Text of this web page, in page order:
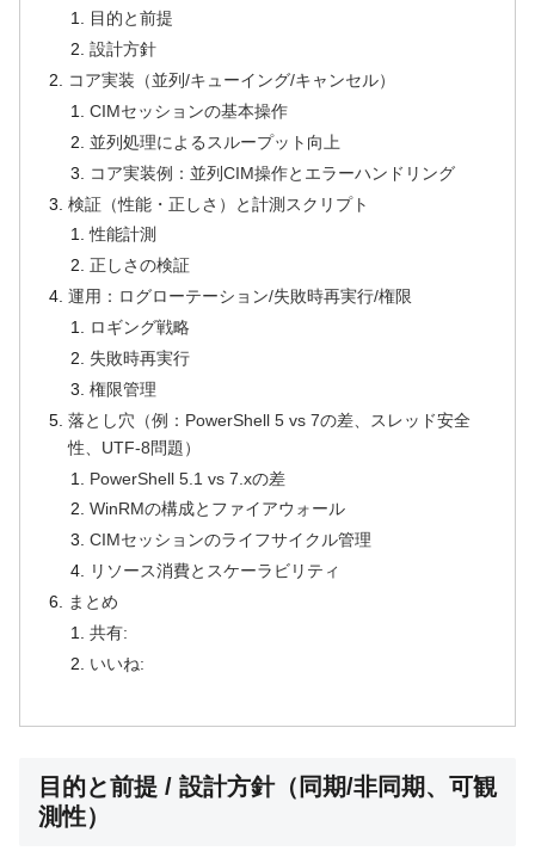
目的と前提
設計方針
コア実装（並列/キューイング/キャンセル）
CIMセッションの基本操作
並列処理によるスループット向上
コア実装例：並列CIM操作とエラーハンドリング
検証（性能・正しさ）と計測スクリプト
性能計測
正しさの検証
運用：ログローテーション/失敗時再実行/権限
ロギング戦略
失敗時再実行
権限管理
落とし穴（例：PowerShell 5 vs 7の差、スレッド安全
性、UTF-8問題）
PowerShell 5.1 vs 7.xの差
WinRMの構成とファイアウォール
CIMセッションのライフサイクル管理
リソース消費とスケーラビリティ
まとめ
共有:
いいね:
目的と前提 / 設計方針（同期/非同期、可観
測性）